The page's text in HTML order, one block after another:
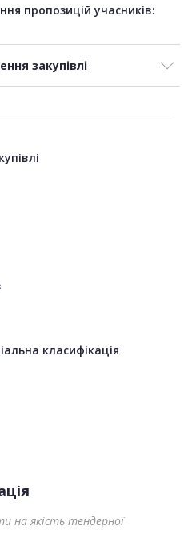
пропозицій учасників:
закупівлі
класифікація
на якість тендерної